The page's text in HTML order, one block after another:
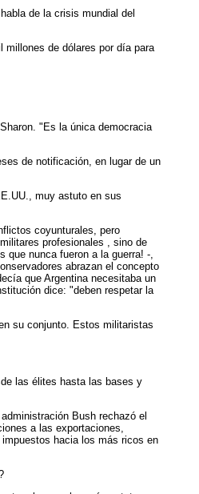
de la crisis mundial del
de dólares por día para
"Es la única democracia
de notificación, en lugar de un
muy astuto en sus
coyunturales, pero
profesionales , sino de
que nunca fueron a la guerra! -,
abrazan el concepto
que Argentina necesitaba un
dice: "deben respetar la
su conjunto. Estos militaristas
las élites hasta las bases y
Bush rechazó el
a las exportaciones,
hacia los más ricos en